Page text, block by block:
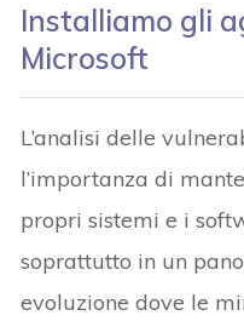
Installiamo gli
Microsoft
L’analisi delle
l’importanza di
propri sistemi e i
soprattutto in un
evoluzione dove le